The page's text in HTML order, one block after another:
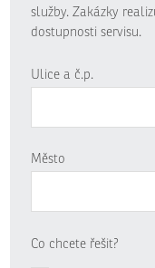
služby. Zakázky
dostupnosti servisu.
Ulice a č.p.
Město
Co chcete řešit?